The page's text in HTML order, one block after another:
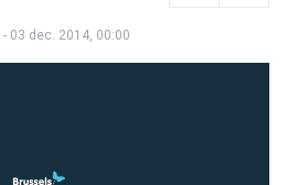
- 03 dec. 2014, 00:00